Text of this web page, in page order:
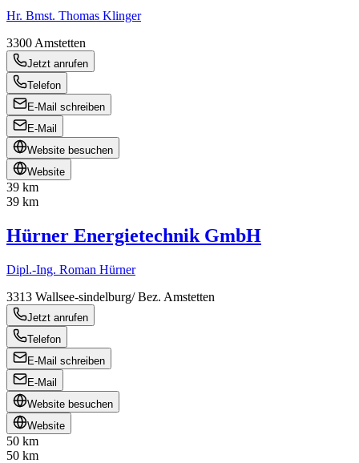
Hr. Bmst. Thomas Klinger
3300 Amstetten
Jetzt anrufen
Telefon
E-Mail schreiben
E-Mail
Website besuchen
Website
39 km
39 km
Hürner Energietechnik GmbH
Dipl.-Ing. Roman Hürner
3313 Wallsee-sindelburg/ Bez. Amstetten
Jetzt anrufen
Telefon
E-Mail schreiben
E-Mail
Website besuchen
Website
50 km
50 km